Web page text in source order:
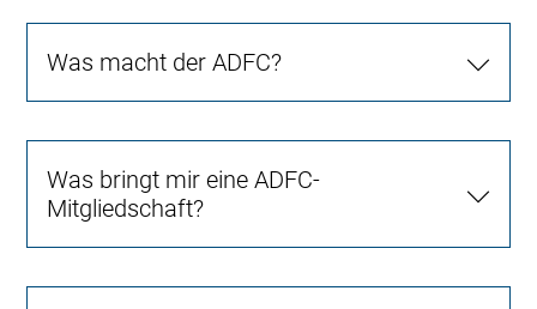
Was macht der ADFC?
Was bringt mir eine ADFC-
Mitgliedschaft?